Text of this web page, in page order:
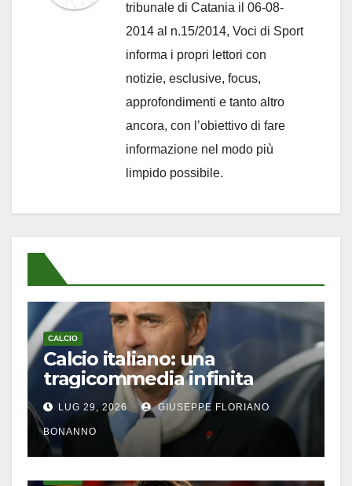
tribunale di Catania il 06-08-
2014 al n.15/2014, Voci di Sport
informa i propri lettori con
notizie, esclusive, focus,
approfondimenti e tanto altro
ancora, con l’obiettivo di fare
informazione nel modo più
limpido possibile.
CALCIO
Calcio italiano: una
tragicommedia infinita
LUG 29, 2026 GIUSEPPE FLORIANO
BONANNO